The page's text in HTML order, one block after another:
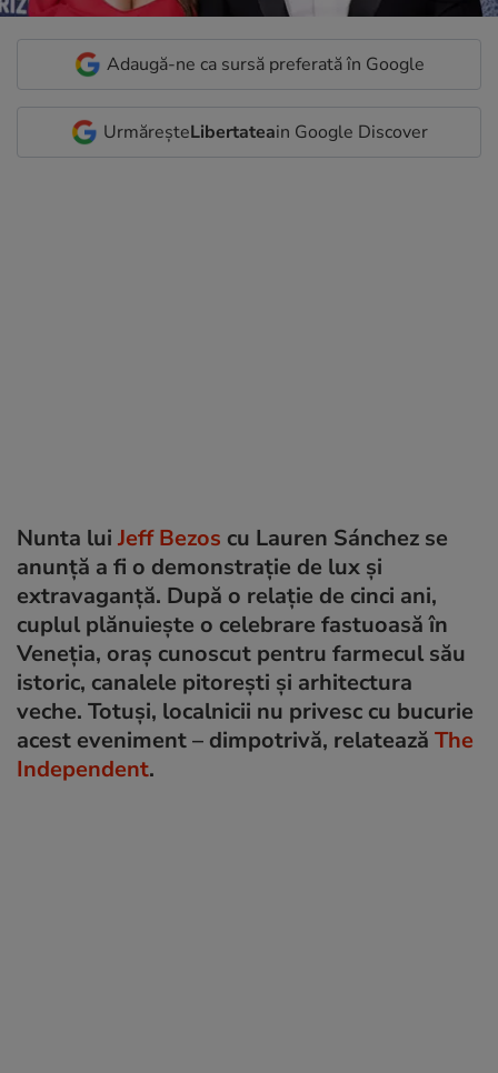
Adaugă-ne ca sursă preferată în Google
UrmăreșteLibertateain Google Discover
Nunta lui Jeff Bezos cu Lauren Sánchez se
anunță a fi o demonstrație de lux și
extravaganță. După o relație de cinci ani,
cuplul plănuiește o celebrare fastuoasă în
Veneția, oraș cunoscut pentru farmecul său
istoric, canalele pitorești și arhitectura
veche. Totuși, localnicii nu privesc cu bucurie
acest eveniment – dimpotrivă, relatează The
Independent.